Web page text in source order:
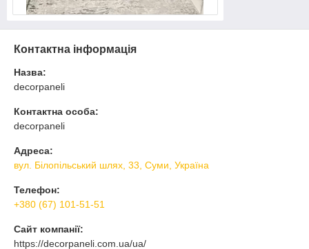
Контактна інформація
Назва:
decorpaneli
Контактна особа:
decorpaneli
Адреса:
вул. Білопільський шлях, 33, Суми, Україна
Телефон:
+380 (67) 101-51-51
Сайт компанії:
https://decorpaneli.com.ua/ua/